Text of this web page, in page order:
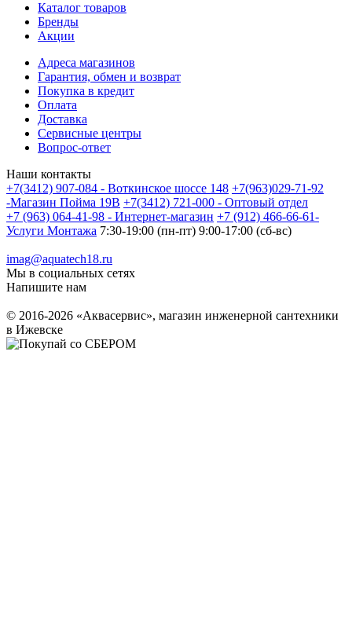
Каталог товаров
Бренды
Акции
Адреса магазинов
Гарантия, обмен и возврат
Покупка в кредит
Оплата
Доставка
Сервисные центры
Вопрос-ответ
Наши контакты
+7(3412) 907-084 - Воткинское шоссе 148 +7(963)029-71-92
-Магазин Пойма 19В +7(3412) 721-000 - Оптовый отдел
+7 (963) 064-41-98 - Интернет-магазин +7 (912) 466-66-61-
Услуги Монтажа 7:30-19:00 (пн-пт) 9:00-17:00 (сб-вс)
imag@aquatech18.ru
Мы в социальных сетях
Напишите нам
© 2016-2026 «Аквасервис», магазин инженерной сантехники
в Ижевске